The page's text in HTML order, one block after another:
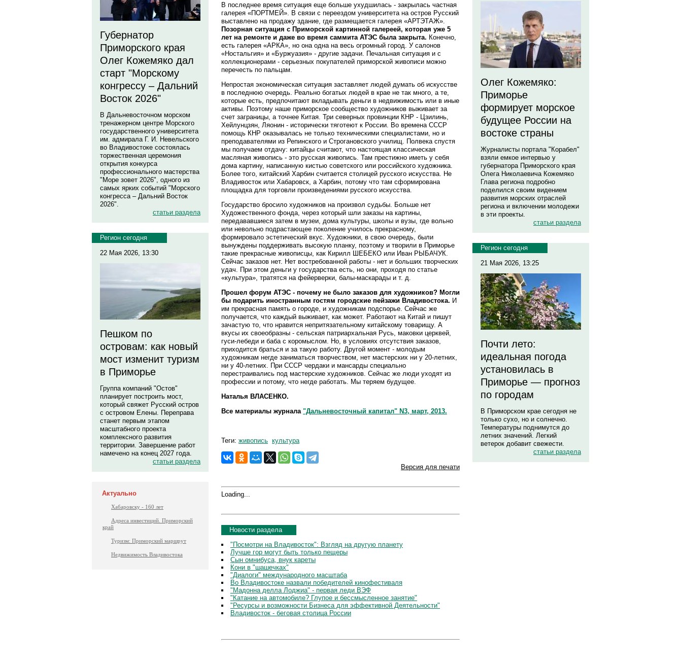
Губернатор
Приморского края
Олег Кожемяко дал
старт "Морскому
конгрессу – Дальний
Восток 2026"
В Дальневосточном морском
тренажерном центре Морского
государственного университета
им. адмирала Г. И. Невельского
во Владивостоке состоялась
торжественная церемония
открытия конкурса
профессионального мастерства
"Море зовет 2026", одного из
самых ярких событий "Морского
конгресса – Дальний Восток
2026".
статьи раздела
Регион сегодня
22 Мая 2026, 13:30
Пешком по
островам: как новый
мост изменит туризм
в Приморье
Группа компаний "Остов"
планирует построить мост,
который свяжет Русский остров
с островом Елены. Переправа
станет первым этапом
масштабного проекта
комплексного развития
территории. Завершение работ
намечено на конец 2027 года.
статьи раздела
Актуально
Хабаровску - 160 лет
Адреса инвестиций. Приморский
край
Туризм: Приморский маршрут
Недвижимость Владивостока
В последнее время ситуация еще больше ухудшилась - закрылась частная
галерея «ПОРТМЕЙ». В связи с переездом университета на остров Русский
выставлено на продажу здание, где размещается галерея «АРТЭТАЖ».
Позорная ситуация с Приморской картинной галереей, которая уже 5
лет на ремонте и даже во время саммита АТЭС была закрыта. Конечно,
есть галерея «АРКА», но она одна на весь огромный город. У салонов
«Ностальгия» и «Буржуазия» - другие задачи. Печальная ситуация и с
коллекционерами - серьезных покупателей приморской живописи можно
перечесть по пальцам.
Непростая экономическая ситуация заставляет людей думать об искусстве
в последнюю очередь. Реально богатых людей в крае не так много, а те,
которые есть, предпочитают вкладывать деньги в недвижимость или в иные
активы. Поэтому наше приморское сообщество художников выживает за
счет заграницы, а точнее Китая. Три северных провинции КНР - Цзилинь,
Хейлунцзян, Ляонин - исторически тяготеют к России. Во времена СССР
помощь КНР оказывалась не только техническими специалистами, но и
преподавателями из Репинского и Строгановского училищ. Полвека спустя
мы получаем отдачу: китайцы считают, что настоящая классическая
масляная живопись - это русская живопись. Там престижно иметь у себя
дома картину, написанную кистью советского или российского художника.
Более того, китайский Харбин считается столицей русского искусства. Не
Владивосток или Хабаровск, а Харбин, потому что там сформирована
площадка для торговли произведениями русского искусства.
Государство бросило художников на произвол судьбы. Больше нет
Художественного фонда, через который шли заказы на картины,
передававшиеся затем в музеи, дома культуры, школы и вузы, где вольно
или невольно подрастающее поколение училось прекрасному,
формировало эстетический вкус. Художники, в свою очередь, были
вынуждены поддерживать высокую планку, поэтому и творили в Приморье
такие прекрасные живописцы, как Кирилл ШЕБЕКО или Иван РЫБАЧУК.
Сейчас заказов нет. Нет востребованной работы - нет и больших творческих
удач. При этом деньги у государства есть, но они, проходя по статье
«культура», тратятся на фейерверки, балы-маскарады и т. д.
Прошел форум АТЭС - почему не было заказов для художников? Могли
бы подарить иностранным гостям городские пейзажи Владивостока. И
им прекрасная память о городе, и художникам подспорье. Сейчас же
получается, что каждый выживает, как может. Работают на Китай и пишут
зачастую то, что нравится непритязательному китайскому товарищу. А
вкусы их своеобразны - сельская патриархальная Русь, маковки церквей,
гуси-лебеди и баба с коромыслом. Но, в условиях отсутствия заказов,
приходится браться и за такую работу. Другой момент - молодым
художникам негде заниматься творчеством, нет мастерских ни у 20-летних,
ни у 40-летних. При СССР чердаки и мансарды специально
перестраивались под мастерские художников. Сейчас же люди уходят из
профессии и потому, что негде работать. Мы теряем будущее.
Наталья ВЛАСЕНКО.
Все материалы журнала "Дальневосточный капитал" N3, март, 2013.
Теги: живопись культура
Версия для печати
Loading...
Новости раздела
"Посмотри на Владивосток": Взгляд на другую планету
Лучше гор могут быть только пещеры
Сын омнибуса, внук кареты
Кони в "шашечках"
"Диалоги" международного масштаба
Во Владивостоке назвали победителей кинофестиваля
"Мадонна делла Лоджиа" - первая леди ВЭФ
"Катание на автомобиле? Глупое и бессмысленное занятие"
"Ресурсы и возможности Бизнеса для эффективной Деятельности"
Владивосток - беговая столица России
Олег Кожемяко:
Приморье
формирует морское
будущее России на
востоке страны
Журналисты портала "Корабел"
взяли емкое интервью у
губернатора Приморского края
Олега Николаевича Кожемяко
Глава региона подробно
поделился своим видением
развития морских отраслей
региона и включении молодежи
в эти проекты.
статьи раздела
Регион сегодня
21 Мая 2026, 13:25
Почти лето:
идеальная погода
установилась в
Приморье — прогноз
по городам
В Приморском крае сегодня не
только сухо, но и солнечно.
Температуры поднимутся до
летних значений. Легкий
ветерок добавит свежести.
статьи раздела